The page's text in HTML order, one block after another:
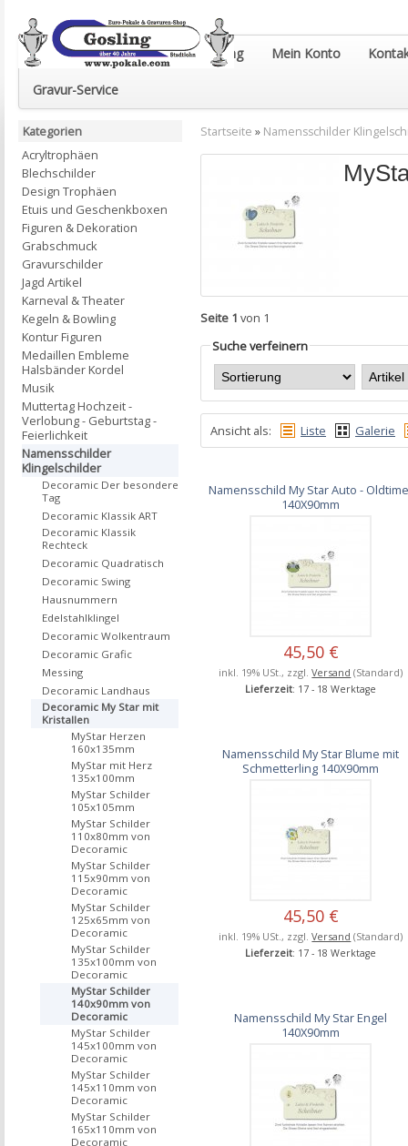
Euro-Pokale & Gravur-Shop Gosling Mein Konto
Gravur-Service
Startseite » Namensschilder
Seite 1 von 1
Suche verfeinern
Ansicht als: Liste Galerie
Namensschild My Star Auto -
140X90mm
45,50 €
inkl. 19% USt., zzgl.Versand (Standard)
Lieferzeit: 17 - 18 Werktage
Namensschild My Star Blume mit
Schmetterling 140X90mm
45,50 €
inkl. 19% USt., zzgl.Versand (Standard)
Lieferzeit: 17 - 18 Werktage
Namensschild My Star Engel
140X90mm
Kategorien
Acryltrophäen
Blechschilder
Design Trophäen
Etuis und Geschenkboxen
Figuren & Dekoration
Grabschmuck
Gravurschilder
Jagd Artikel
Karneval & Theater
Kegeln & Bowling
Kontur Figuren
Medaillen Embleme
Halsbänder Kordel
Musik
Muttertag Hochzeit -
Verlobung - Geburtstag -
Feierlichkeit
Namensschilder
Klingelschilder
Decoramic Der besondere
Tag
Decoramic Klassik ART
Decoramic Klassik
Rechteck
Decoramic Quadratisch
Decoramic Swing
Hausnummern
Edelstahlklingel
Decoramic Wolkentraum
Decoramic Grafic
Messing
Decoramic Landhaus
Decoramic My Star mit
Kristallen
MyStar Herzen
160x135mm
MyStar mit Herz
135x100mm
MyStar Schilder
105x105mm
MyStar Schilder
110x80mm von
Decoramic
MyStar Schilder
115x90mm von
Decoramic
MyStar Schilder
125x65mm von
Decoramic
MyStar Schilder
135x100mm von
Decoramic
MyStar Schilder
140x90mm von
Decoramic
MyStar Schilder
145x100mm von
Decoramic
MyStar Schilder
145x110mm von
Decoramic
MyStar Schilder
165x110mm von
Decoramic